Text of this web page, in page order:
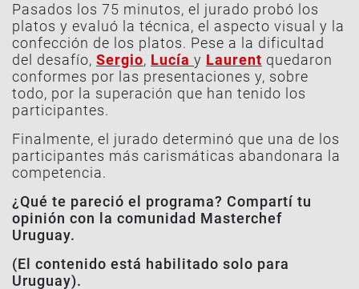
Pasados los 75 minutos, el jurado probó los
platos y evaluó la técnica, el aspecto visual y la
confección de los platos. Pese a la dificultad
del desafío, Sergio, Lucía y Laurent quedaron
conformes por las presentaciones y, sobre
todo, por la superación que han tenido los
participantes.
Finalmente, el jurado determinó que una de los
participantes más carismáticas abandonara la
competencia.
¿Qué te pareció el programa? Compartí tu
opinión con la comunidad Masterchef
Uruguay.
(El contenido está habilitado solo para
Uruguay).